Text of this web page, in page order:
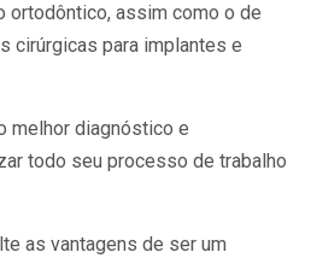
ortodôntico, assim como o de
cirúrgicas para implantes e
melhor diagnóstico e
todo seu processo de trabalho
as vantagens de ser um